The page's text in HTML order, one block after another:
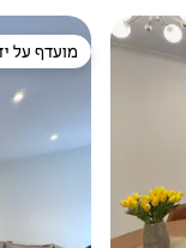
מועדף על
מועדף על